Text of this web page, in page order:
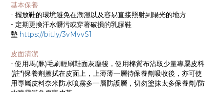
基本保養
- 擺放鞋的環境避免在潮濕以及容易直接照射到陽光的地方
- 定期更換汗水髒污或穿著破損的乳膠鞋
墊 https://bit.ly/3vMvvS1
皮面清潔
- 使用馬(豚)毛刷輕刷鞋面灰塵後，使用棉質布沾取少量專屬皮料
(註*)保養劑擦拭在皮面上，上薄薄一層待保養劑吸收後，亦可使
用專屬皮料奈米防水噴霧多一層防護層，切勿塗抹太多保養劑/防